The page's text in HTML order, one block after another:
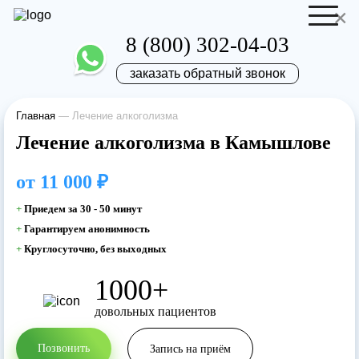
8 (800) 302-04-03
заказать обратный звонок
Главная — Лечение алкоголизма
Лечение алкоголизма в Камышлове
от 11 000 ₽
+ Приедем за 30 - 50 минут
+ Гарантируем анонимность
+ Круглосуточно, без выходных
1000+
довольных пациентов
Позвонить Запись на приём
Запись на приём
Ваше имя
Ваш телефон
Ваша заявка
отправлена
Наш врач свяжется с вами в самое
ближайшее время!
Отправить резюме
Ваше имя
×